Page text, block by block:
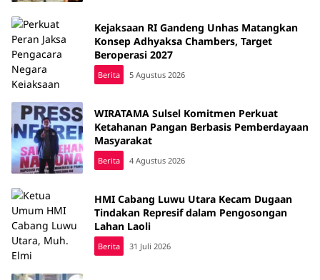
Kejaksaan RI Gandeng Unhas Matangkan
Konsep Adhyaksa Chambers, Target
Beroperasi 2027
Berita 5 Agustus 2026
WIRATAMA Sulsel Komitmen Perkuat
Ketahanan Pangan Berbasis Pemberdayaan
Masyarakat
Berita 4 Agustus 2026
HMI Cabang Luwu Utara Kecam Dugaan
Tindakan Represif dalam Pengosongan
Lahan Laoli
Berita 31 Juli 2026